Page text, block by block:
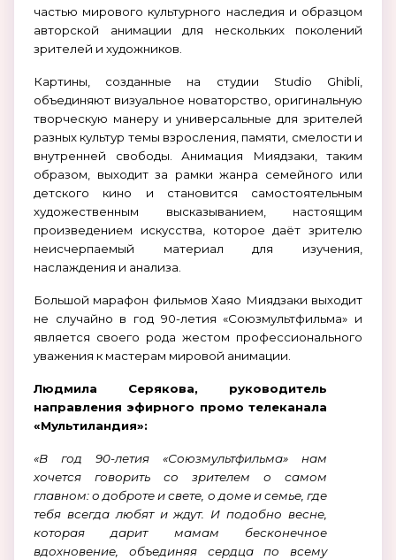
частью мирового культурного наследия и образцом
авторской анимации для нескольких поколений
зрителей и художников.
Картины, созданные на студии Studio Ghibli,
объединяют визуальное новаторство, оригинальную
творческую манеру и универсальные для зрителей
разных культур темы взросления, памяти, смелости и
внутренней свободы. Анимация Миядзаки, таким
образом, выходит за рамки жанра семейного или
детского кино и становится самостоятельным
художественным высказыванием, настоящим
произведением искусства, которое даёт зрителю
неисчерпаемый материал для изучения,
наслаждения и анализа.
Большой марафон фильмов Хаяо Миядзаки выходит
не случайно в год 90-летия «Союзмультфильма» и
является своего рода жестом профессионального
уважения к мастерам мировой анимации.
Людмила Серякова, руководитель
направления эфирного промо телеканала
«Мультиландия»:
«В год 90-летия «Союзмультфильма» нам
хочется говорить со зрителем о самом
главном: о доброте и свете, о доме и семье, где
тебя всегда любят и ждут. И подобно весне,
которая дарит мамам бесконечное
вдохновение, объединяя сердца по всему